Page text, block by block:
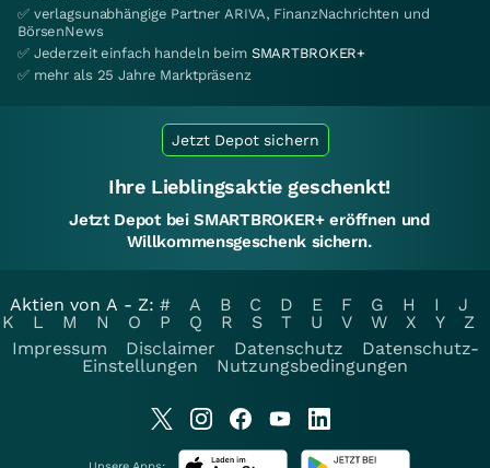
✅ verlagsunabhängige Partner ARIVA, FinanzNachrichten und
BörsenNews
✅ Jederzeit einfach handeln beim SMARTBROKER+
✅ mehr als 25 Jahre Marktpräsenz
Jetzt Depot sichern
Ihre Lieblingsaktie geschenkt!
Jetzt Depot bei SMARTBROKER+ eröffnen und
Willkommensgeschenk sichern.
Aktien von A - Z: # A B C D E F G H I
J
K
L M N O P Q R S T U V W X Y
Z
Impressum
Disclaimer Datenschutz
Datenschutz-
Einstellungen
Nutzungsbedingungen